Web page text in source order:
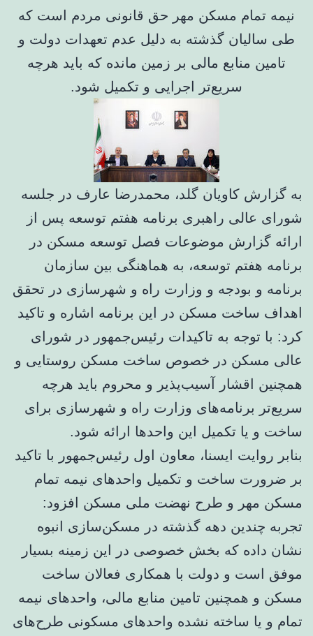
نیمه تمام مسکن مهر حق قانونی مردم است که
طی سالیان گذشته به دلیل عدم تعهدات دولت و
تامین منابع مالی بر زمین مانده که باید هرچه
سریع‌تر اجرایی و تکمیل شود.
به گزارش کاویان گلد، محمدرضا عارف در جلسه
شورای عالی راهبری برنامه هفتم توسعه پس از
ارائه گزارش موضوعات فصل توسعه مسکن در
برنامه هفتم توسعه، به هماهنگی بین سازمان
برنامه و بودجه و وزارت راه و شهرسازی در تحقق
اهداف ساخت مسکن در این برنامه اشاره و تاکید
کرد: با توجه به تاکیدات رئیس‌جمهور در شورای
عالی مسکن در خصوص ساخت مسکن روستایی و
همچنین اقشار آسیب‌پذیر و محروم باید هرچه
سریع‌تر برنامه‌های وزارت راه و شهرسازی برای
ساخت و یا تکمیل این واحدها ارائه شود.
بنابر روایت ایسنا، معاون اول رئیس‌جمهور با تاکید
بر ضرورت ساخت و تکمیل واحدهای نیمه تمام
مسکن مهر و طرح نهضت ملی مسکن افزود:
تجربه چندین دهه گذشته در مسکن‌سازی انبوه
نشان داده که بخش خصوصی در این زمینه بسیار
موفق است و دولت با همکاری فعالان ساخت
مسکن و همچنین تامین منابع مالی، واحدهای نیمه
تمام و یا ساخته نشده واحدهای مسکونی طرح‌های